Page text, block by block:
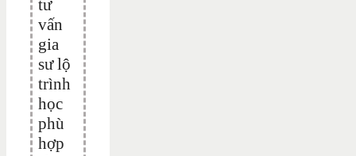
tư
vấn
gia
sư lộ
trình
học
phù
hợp